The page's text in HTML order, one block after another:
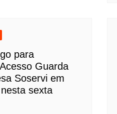
para
Guarda
Soservi em
sexta